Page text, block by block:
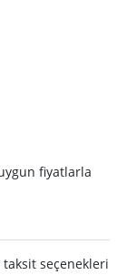
fiyatlarla
seçenekleri